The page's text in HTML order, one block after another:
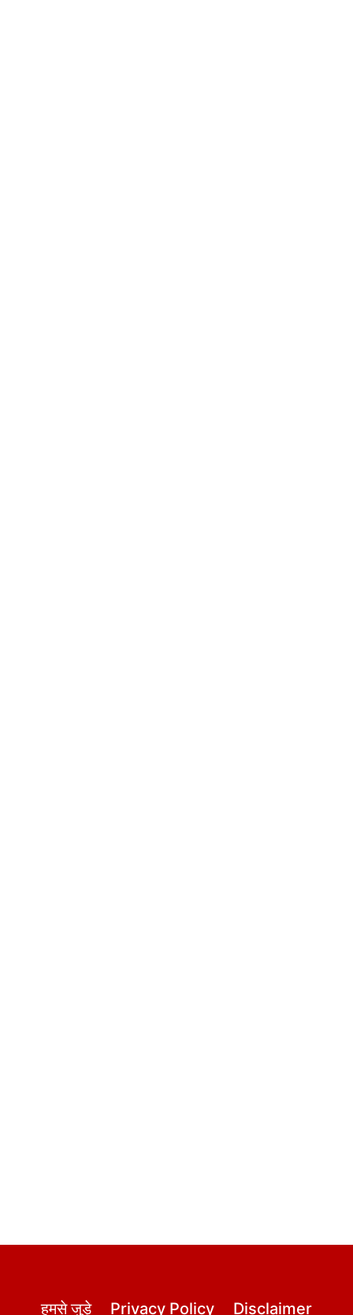
हमसे जुड़े Privacy Policy Disclaimer